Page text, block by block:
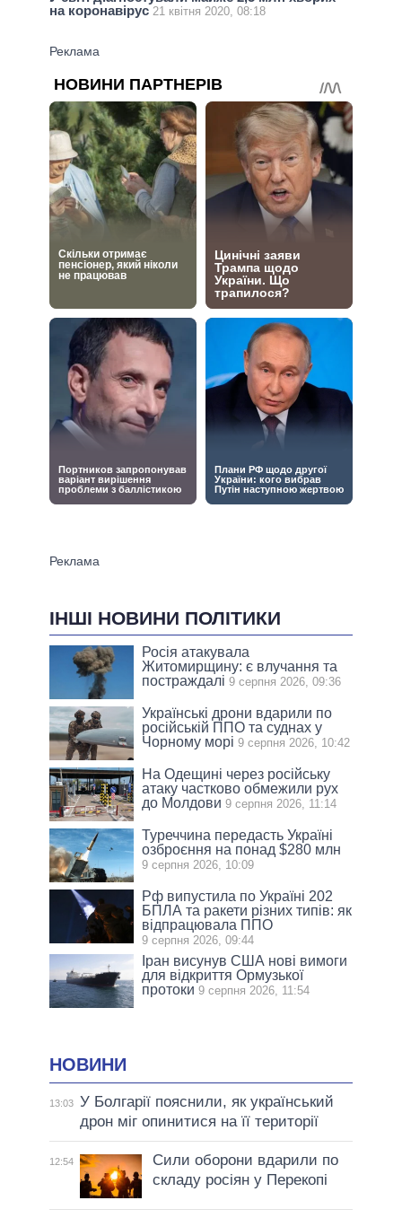
на коронавірус 21 квітня 2020, 08:18
ІНШІ НОВИНИ ПОЛІТИКИ
Росія атакувала
Житомирщину: є влучання та
постраждалі 9 серпня 2026, 09:36
Українські дрони вдарили по
російській ППО та суднах у
Чорному морі 9 серпня 2026, 10:42
На Одещині через російську
атаку частково обмежили рух
до Молдови 9 серпня 2026, 11:14
Туреччина передасть Україні
озброєння на понад $280 млн
9 серпня 2026, 10:09
Рф випустила по Україні 202
БПЛА та ракети різних типів: як
відпрацювала ППО
9 серпня 2026, 09:44
Іран висунув США нові вимоги
для відкриття Ормузької
протоки 9 серпня 2026, 11:54
НОВИНИ
13:03 У Болгарії пояснили, як український
дрон міг опинитися на її території
12:54
Сили оборони вдарили по
складу росіян у Перекопі